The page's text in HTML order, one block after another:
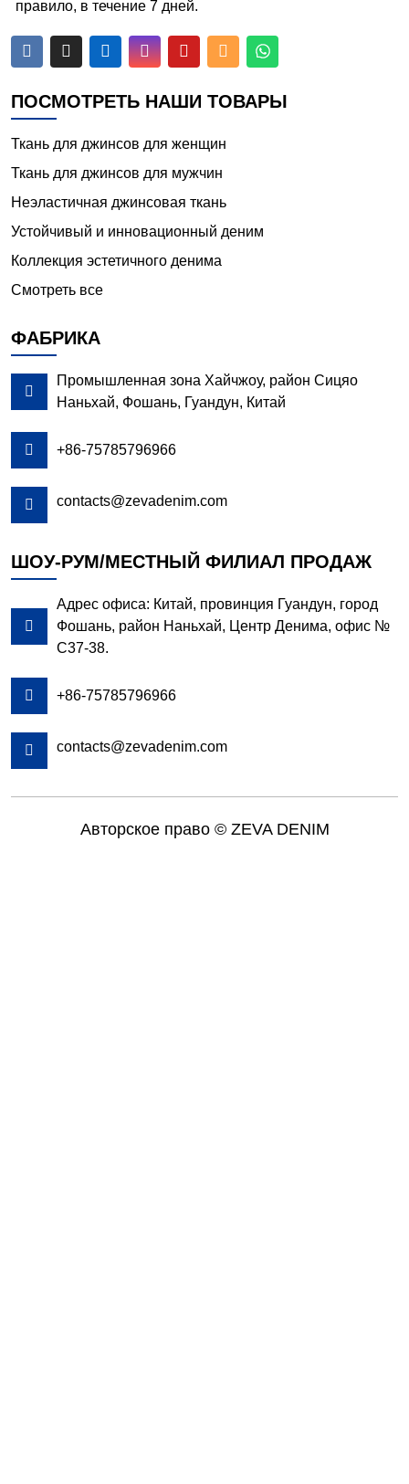
правило, в течение 7 дней.
     
ПОСМОТРЕТЬ НАШИ ТОВАРЫ
Ткань для джинсов для женщин
Ткань для джинсов для мужчин
Неэластичная джинсовая ткань
Устойчивый и инновационный деним
Коллекция эстетичного денима
Смотреть все
ФАБРИКА

Промышленная зона Хайчжоу, район Сицяо
Наньхай, Фошань, Гуандун, Китай
 +86-75785796966
 contacts@zevadenim.com
ШОУ-РУМ/МЕСТНЫЙ ФИЛИАЛ ПРОДАЖ

Адрес офиса: Китай, провинция Гуандун, город
Фошань, район Наньхай, Центр Денима, офис №
C37-38.
 +86-75785796966
 contacts@zevadenim.com
Авторское право © ZEVA DENIM